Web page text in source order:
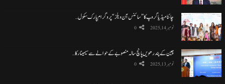
چائنا میڈیا گروپ کا ”سائنس آن ویلز“ پروگرام پارک سکول…
نومبر 14, 2025 0
چین کے پندرھویں پانچ سالہ منصوبے کے حوالے سے سیمینار کا…
نومبر 13, 2025 0